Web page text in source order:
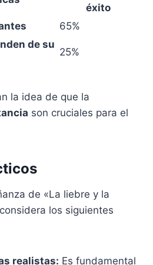
éxito
65%
de su
25%
la idea de que la
son cruciales para el
de «La liebre y la
los siguientes
realistas: Es fundamental